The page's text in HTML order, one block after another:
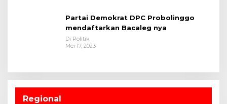
Partai Demokrat DPC Probolinggo
mendaftarkan Bacaleg nya
Di Politik
Mei 17, 2023
Regional